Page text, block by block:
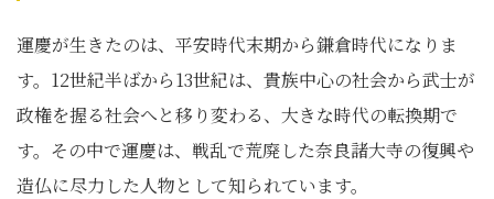
運慶が生きたのは、平安時代末期から鎌倉時代になりま
す。12世紀半ばから13世紀は、貴族中心の社会から武士が
政権を握る社会へと移り変わる、大きな時代の転換期で
す。その中で運慶は、戦乱で荒廃した奈良諸大寺の復興や
造仏に尽力した人物として知られています。